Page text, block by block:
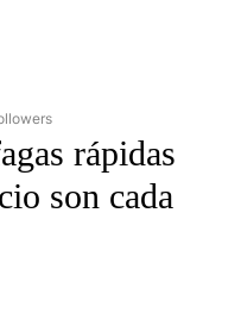
SPANISH" TO RECEIVE
rápidas
son cada